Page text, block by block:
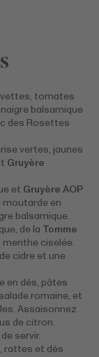
tomates
balsamique
des Rosettes
vertes, jaunes
Gruyère
et Gruyère AOP
moutarde en
balsamique.
de la Tomme
menthe ciselée.
cidre et une
en dés, pâtes
romaine, et
Assaisonnez
de citron.
servir.
rattes et dés